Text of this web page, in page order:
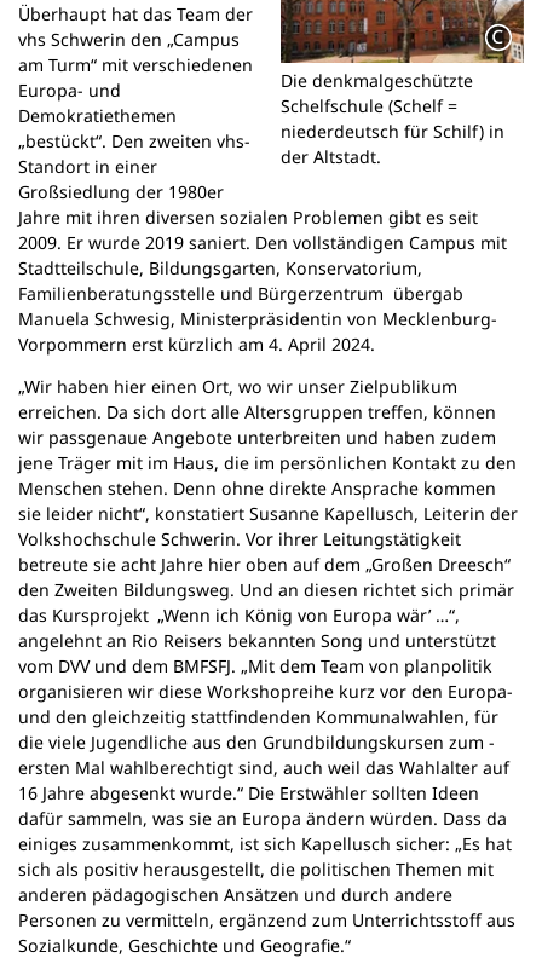
Die denkmalgeschützte
Schelfschule (Schelf =
niederdeutsch für Schilf) in
der Altstadt.
Überhaupt hat das Team der
vhs Schwerin den „Campus
am Turm“ mit verschiedenen
Europa- und
Demokratiethemen
„bestückt“. Den zweiten vhs-
Standort in einer
Großsiedlung der 1980er
Jahre mit ihren diversen sozialen Problemen gibt es seit
2009. Er wurde 2019 saniert. Den vollständigen Campus mit
Stadtteilschule, Bildungsgarten, Konservatorium,
Familienberatungsstelle und Bürgerzentrum übergab
Manuela Schwesig, Ministerpräsidentin von Mecklenburg-
Vorpommern erst kürzlich am 4. April 2024.
„Wir haben hier einen Ort, wo wir unser Zielpublikum
erreichen. Da sich dort alle Altersgruppen treffen, können
wir passgenaue Angebote unterbreiten und haben zudem
jene Träger mit im Haus, die im persönlichen Kontakt zu den
Menschen stehen. Denn ohne direkte Ansprache kommen
sie leider nicht“, konstatiert Susanne Kapellusch, Leiterin der
Volkshochschule Schwerin. Vor ihrer Leitungstätigkeit
betreute sie acht Jahre hier oben auf dem „Großen Dreesch“
den Zweiten Bildungsweg. Und an diesen richtet sich primär
das Kursprojekt „Wenn ich König von Europa wär’ …“,
angelehnt an Rio Reisers bekannten Song und unterstützt
vom DVV und dem BMFSFJ. „Mit dem Team von planpolitik
organisieren wir diese Workshopreihe kurz vor den Europa-
und den gleichzeitig stattfindenden Kommunalwahlen, für
die viele Jugendliche aus den Grundbildungskursen zum ­
ersten Mal wahlberechtigt sind, auch weil das Wahlalter auf
16 Jahre abgesenkt wurde.“ Die Erstwähler sollten Ideen
dafür sammeln, was sie an Europa ändern würden. Dass da
einiges zusammenkommt, ist sich Kapellusch sicher: „Es hat
sich als positiv herausgestellt, die politischen Themen mit
anderen pädagogischen Ansätzen und durch andere
Personen zu vermitteln, ergänzend zum Unterrichtsstoff aus
Sozialkunde, Geschichte und Geografie.“